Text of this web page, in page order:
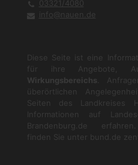
03321/4080
info@nauen.de
Diese Seite ist eine
für ihre Angebote,
Wirkungsbereichs .
überörtlichen
Seiten des Landkreises
Informationen auf
Brandenburg.de
erfahren.
finden Sie unter
bund.de